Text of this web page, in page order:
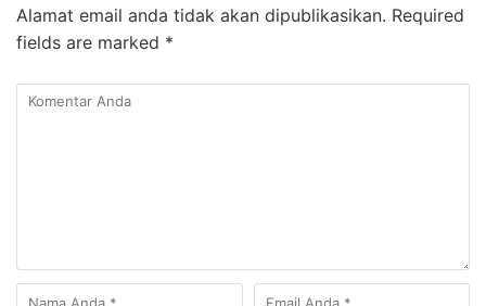
Alamat email anda tidak akan dipublikasikan. Required
fields are marked *